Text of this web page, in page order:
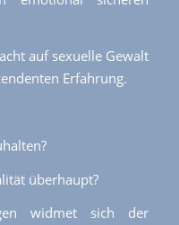
auf sexuelle Gewalt
Erfahrung.
überhaupt?
widmet sich der